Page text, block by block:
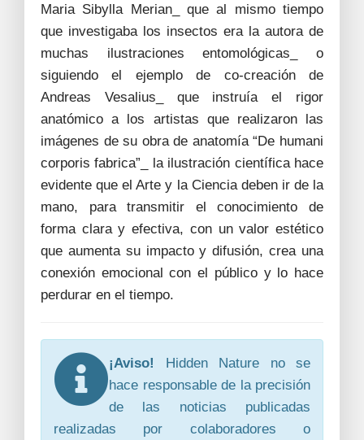
Maria Sibylla Merian_ que al mismo tiempo
que investigaba los insectos era la autora de
muchas ilustraciones entomológicas_ o
siguiendo el ejemplo de co-creación de
Andreas Vesalius_ que instruía el rigor
anatómico a los artistas que realizaron las
imágenes de su obra de anatomía “De humani
corporis fabrica”_ la ilustración científica hace
evidente que el Arte y la Ciencia deben ir de la
mano, para transmitir el conocimiento de
forma clara y efectiva, con un valor estético
que aumenta su impacto y difusión, crea una
conexión emocional con el público y lo hace
perdurar en el tiempo.
¡Aviso!
Hidden Nature no se
hace responsable de la precisión
de las noticias publicadas
realizadas por colaboradores o